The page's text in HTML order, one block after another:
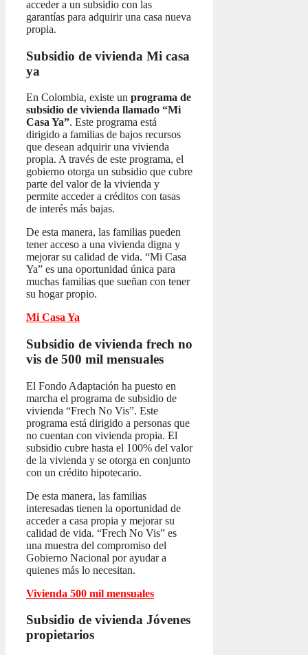
acceder a un subsidio con las
garantías para adquirir una casa nueva
propia.
Subsidio de vivienda Mi casa
ya
En Colombia, existe un programa de
subsidio de vivienda llamado “Mi
Casa Ya”. Este programa está
dirigido a familias de bajos recursos
que desean adquirir una vivienda
propia. A través de este programa, el
gobierno otorga un subsidio que cubre
parte del valor de la vivienda y
permite acceder a créditos con tasas
de interés más bajas.
De esta manera, las familias pueden
tener acceso a una vivienda digna y
mejorar su calidad de vida. “Mi Casa
Ya” es una oportunidad única para
muchas familias que sueñan con tener
su hogar propio.
Mi Casa Ya
Subsidio de vivienda frech no
vis de 500 mil mensuales
El Fondo Adaptación ha puesto en
marcha el programa de subsidio de
vivienda “Frech No Vis”. Este
programa está dirigido a personas que
no cuentan con vivienda propia. El
subsidio cubre hasta el 100% del valor
de la vivienda y se otorga en conjunto
con un crédito hipotecario.
De esta manera, las familias
interesadas tienen la oportunidad de
acceder a casa propia y mejorar su
calidad de vida. “Frech No Vis” es
una muestra del compromiso del
Gobierno Nacional por ayudar a
quienes más lo necesitan.
Vivienda 500 mil mensuales
Subsidio de vivienda Jóvenes
propietarios